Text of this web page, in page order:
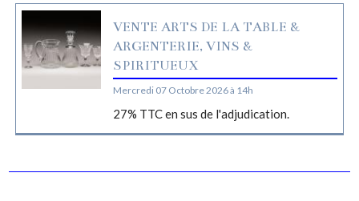
VENTE ARTS DE LA TABLE &
ARGENTERIE, VINS &
SPIRITUEUX
Mercredi 07 Octobre 2026 à 14h
27% TTC en sus de l'adjudication.